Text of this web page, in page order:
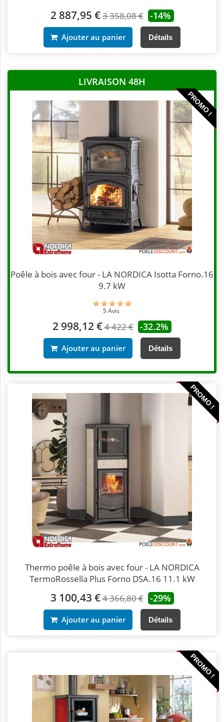
2 887,95 €3 358,08 € -14%
Ajouter au panier Détails
LIVRAISON 48H
PROMO !
Poêle à bois avec four - LA NORDICA Isotta Forno.16
9.7 kW
5 Avis
2 998,12 €4 422 € -32.2%
Ajouter au panier Détails
PROMO !
Thermo poêle à bois avec four - LA NORDICA
TermoRossella Plus Forno DSA.16 11.1 kW
3 100,43 €4 366,80 € -29%
Ajouter au panier Détails
PROMO !